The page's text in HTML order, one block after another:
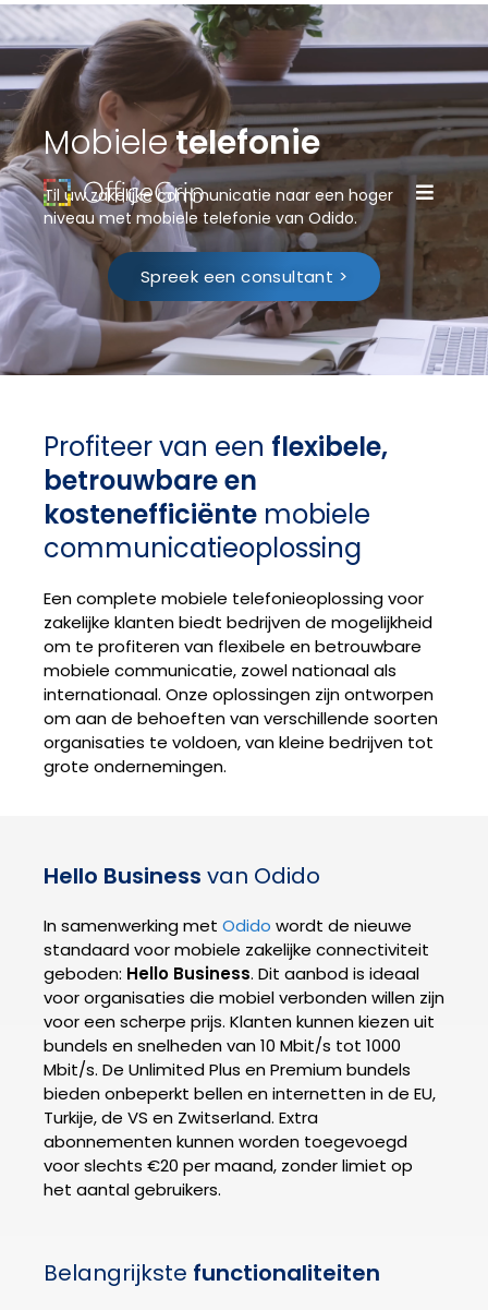
Mobieletelefonie
Til uw zakelijke communicatie naar een hoger
niveau met mobiele telefonie van Odido.
Spreek een consultant >
Profiteer van een flexibele,
betrouwbare en
kostenefficiënte mobiele
communicatieoplossing
Een complete mobiele telefonieoplossing voor
zakelijke klanten biedt bedrijven de mogelijkheid
om te profiteren van flexibele en betrouwbare
mobiele communicatie, zowel nationaal als
internationaal. Onze oplossingen zijn ontworpen
om aan de behoeften van verschillende soorten
organisaties te voldoen, van kleine bedrijven tot
grote ondernemingen.
Hello Business van Odido
In samenwerking met Odido wordt de nieuwe
standaard voor mobiele zakelijke connectiviteit
geboden: Hello Business. Dit aanbod is ideaal
voor organisaties die mobiel verbonden willen zijn
voor een scherpe prijs. Klanten kunnen kiezen uit
bundels en snelheden van 10 Mbit/s tot 1000
Mbit/s. De Unlimited Plus en Premium bundels
bieden onbeperkt bellen en internetten in de EU,
Turkije, de VS en Zwitserland. Extra
abonnementen kunnen worden toegevoegd
voor slechts €20 per maand, zonder limiet op
het aantal gebruikers.
Belangrijkste functionaliteiten